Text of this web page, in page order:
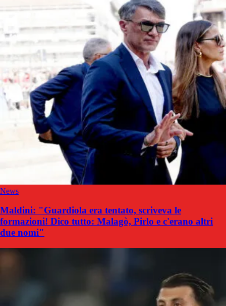
News
Maldini: "Guardiola era tentato, scriveva le
formazioni! Dico tutto: Malagò, Pirlo e c'erano altri
due nomi"